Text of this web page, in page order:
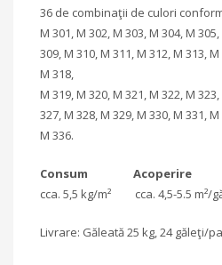
36 de combinaţii de culori
M 301, M 302, M 303, M 304, M
309, M 310, M 311, M 312, M 313,
M 318,
M 319, M 320, M 321, M 322, M
327, M 328, M 329, M 330, M 331,
M 336.
Consum Acoperire
cca. 5,5 kg/m² cca. 4,5-5.5 m²/
Livrare: Găleată 25 kg, 24 găleţi/